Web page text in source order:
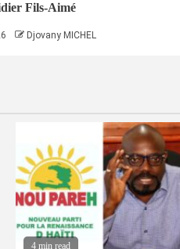
Fils-Aimé
Djovany MICHEL
4 min read